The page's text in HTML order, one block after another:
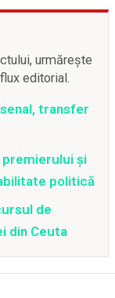
urmărește
editorial.
transfer
premierului și
politică
de
din Ceuta